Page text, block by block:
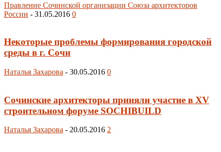
Правление Сочинской организации Союза архитекторов
России - 31.05.2016 0
Некоторые проблемы формирования городской
среды в г. Сочи
Наталья Захарова - 30.05.2016 0
Сочинские архитекторы приняли участие в XV
строительном форуме SOCHIBUILD
Наталья Захарова - 20.05.2016 2